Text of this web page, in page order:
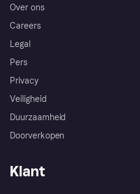
Over ons
Careers
Legal
Pers
Privacy
Veiligheid
Duurzaamheid
Doorverkopen
Klant